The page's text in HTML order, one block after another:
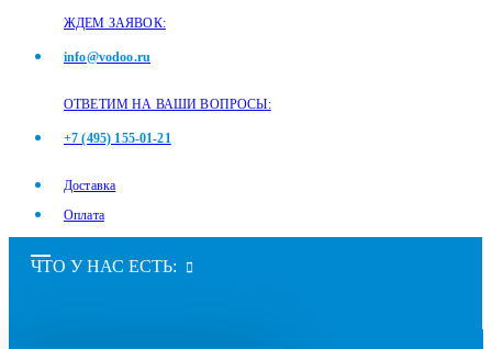
ЖДЕМ ЗАЯВОК:
info@vodoo.ru
ОТВЕТИМ НА ВАШИ ВОПРОСЫ:
+7 (495) 155-01-21
Доставка
Оплата
ЧТО У НАС ЕСТЬ: